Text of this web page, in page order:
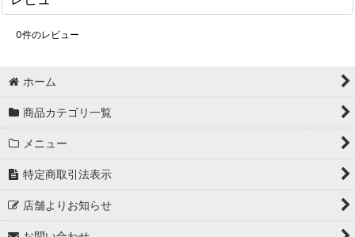
0件のレビュー
ホーム
商品カテゴリ一覧
メニュー
特定商取引法表示
店舗よりお知らせ